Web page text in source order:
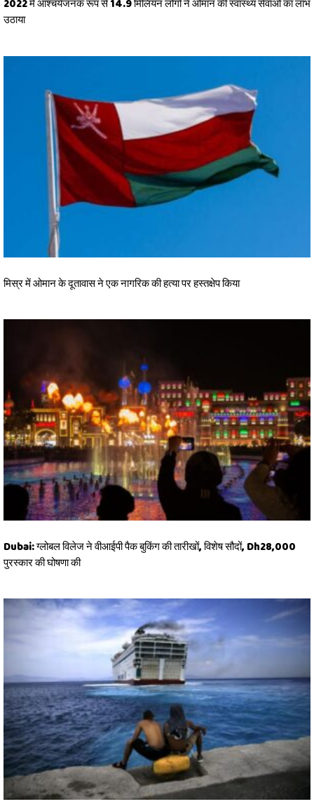
2022 में आश्चर्यजनक रूप से 14.9 मिलियन लोगों ने ओमान की स्वास्थ्य सेवाओं का लाभ
उठाया
मिस्र में ओमान के दूतावास ने एक नागरिक की हत्या पर हस्तक्षेप किया
Dubai: ग्लोबल विलेज ने वीआईपी पैक बुकिंग की तारीखों, विशेष सौदों, Dh28,000
पुरस्कार की घोषणा की